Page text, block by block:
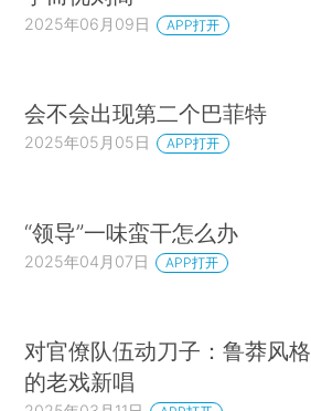
2025年06月09日 APP打开
会不会出现第二个巴菲特
2025年05月05日 APP打开
“领导”一味蛮干怎么办
2025年04月07日 APP打开
对官僚队伍动刀子：鲁莽风格
的老戏新唱